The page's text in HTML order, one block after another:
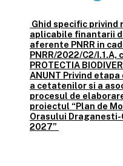
Ghid specific
aplicabile finantarii
aferente PNRR in
PNRR/2022/C2/I.1.A,
PROTECTIA
ANUNT Privind
a cetatenilor si a
procesul de
proiectul “Plan de
Orasului
2027”